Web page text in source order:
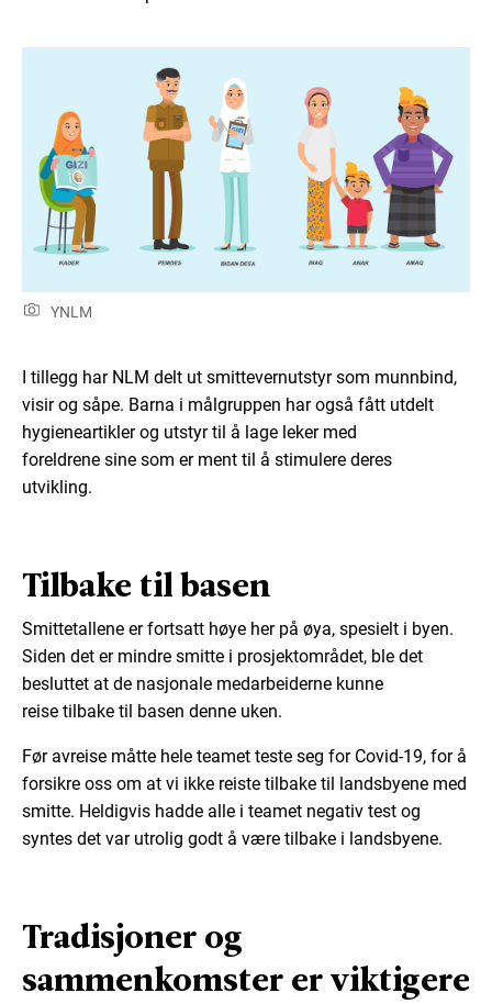
YNLM
I tillegg har NLM delt ut smittevernutstyr som munnbind,
visir og såpe. Barna i målgruppen har også fått utdelt
hygieneartikler og utstyr til å lage leker med
foreldrene sine som er ment til å stimulere deres
utvikling.
Tilbake til basen
Smittetallene er fortsatt høye her på øya, spesielt i byen.
Siden det er mindre smitte i prosjektområdet, ble det
besluttet at de nasjonale medarbeiderne kunne
reise tilbake til basen denne uken.
Før avreise måtte hele teamet teste seg for Covid-19, for å
forsikre oss om at vi ikke reiste tilbake til landsbyene med
smitte. Heldigvis hadde alle i teamet negativ test og
syntes det var utrolig godt å være tilbake i landsbyene.
Tradisjoner og
sammenkomster er viktigere